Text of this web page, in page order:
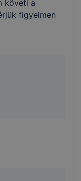
követi a
figyelmen